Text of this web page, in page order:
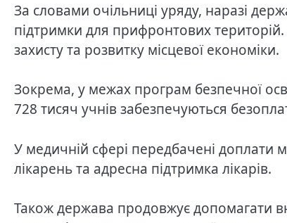
За словами очільниці уряду, наразі
підтримки для прифронтових
захисту та розвитку місцевої економіки.
Зокрема, у межах програм безпечної
728 тисяч учнів забезпечуються
У медичній сфері передбачені
лікарень та адресна підтримка лікарів.
Також держава продовжує допомагати